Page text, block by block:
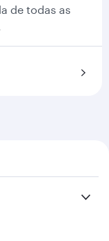
de todas as